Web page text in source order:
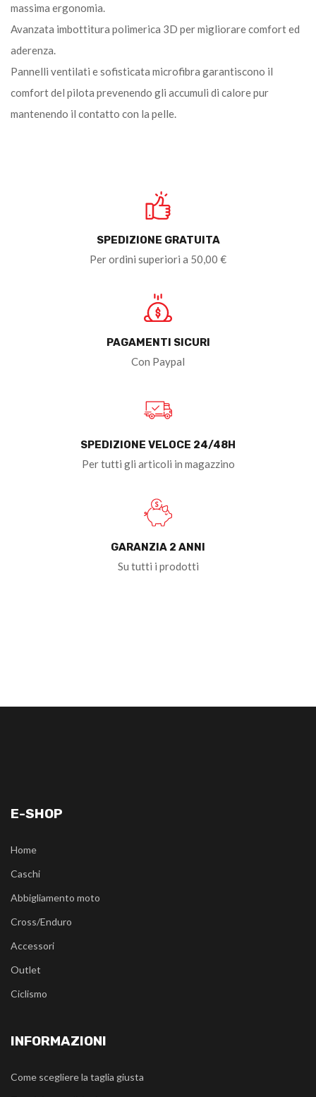
massima ergonomia.
Avanzata imbottitura polimerica 3D per migliorare comfort ed
aderenza.
Pannelli ventilati e sofisticata microfibra garantiscono il
comfort del pilota prevenendo gli accumuli di calore pur
mantenendo il contatto con la pelle.
SPEDIZIONE GRATUITA
Per ordini superiori a 50,00 €
PAGAMENTI SICURI
Con Paypal
SPEDIZIONE VELOCE 24/48H
Per tutti gli articoli in magazzino
GARANZIA 2 ANNI
Su tutti i prodotti
E-SHOP
Home
Caschi
Abbigliamento moto
Cross/Enduro
Accessori
Outlet
Ciclismo
INFORMAZIONI
Come scegliere la taglia giusta